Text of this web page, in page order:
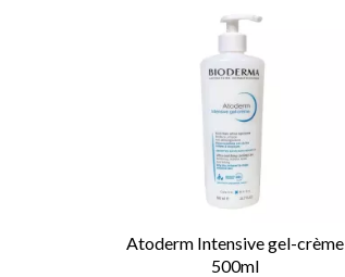
Atoderm Intensive gel-crème
500ml